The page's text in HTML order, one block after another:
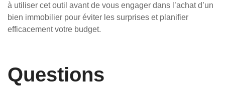
à utiliser cet outil avant de vous engager dans l’achat d’un
bien immobilier pour éviter les surprises et planifier
efficacement votre budget.
Questions